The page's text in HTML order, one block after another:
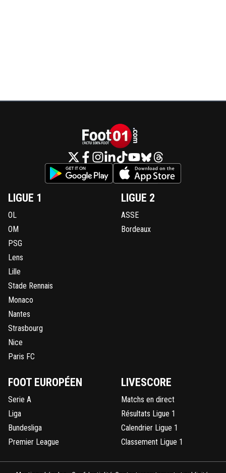
LIGUE 1
OL
OM
PSG
Lens
Lille
Stade Rennais
Monaco
Nantes
Strasbourg
Nice
Paris FC
LIGUE 2
ASSE
Bordeaux
FOOT EUROPÉEN
Serie A
Liga
Bundesliga
Premier League
LIVESCORE
Matchs en direct
Résultats Ligue 1
Calendrier Ligue 1
Classement Ligue 1